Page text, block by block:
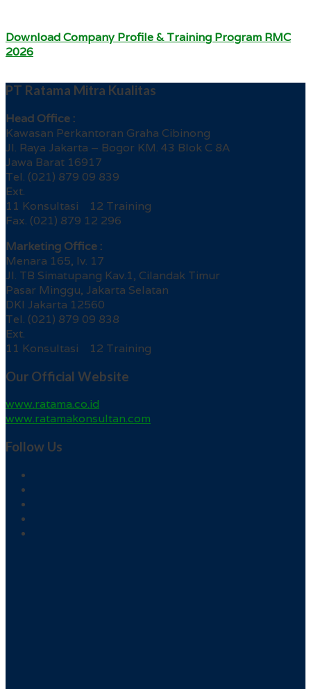
Download Company Profile & Training Program RMC
2026
PT Ratama Mitra Kualitas
Head Office :
Kawasan Perkantoran Graha Cibinong
Jl. Raya Jakarta – Bogor KM. 43 Blok C 8A
Jawa Barat 16917
Tel. (021) 879 09 839
Ext.
11 Konsultasi 12 Training
Fax. (021) 879 12 296
Marketing Office :
Menara 165, lv. 17
Jl. TB Simatupang Kav.1, Cilandak Timur
Pasar Minggu, Jakarta Selatan
DKI Jakarta 12560
Tel. (021) 879 09 838
Ext.
11 Konsultasi 12 Training
Our Official Website
www.ratama.co.id
www.ratamakonsultan.com
Follow Us